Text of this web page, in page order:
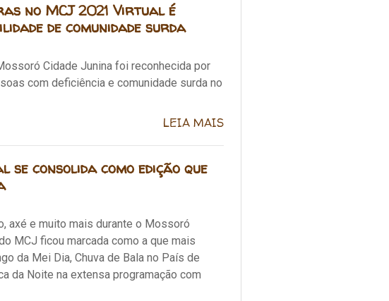
no MCJ 2021 Virtual é
de comunidade surda
Cidade Junina foi reconhecida por
com deficiência e comunidade surda no
LEIA MAIS
consolida como edição que
axé e muito mais durante o Mossoró
MCJ ficou marcada como a que mais
da Mei Dia, Chuva de Bala no País de
da Noite na extensa programação com